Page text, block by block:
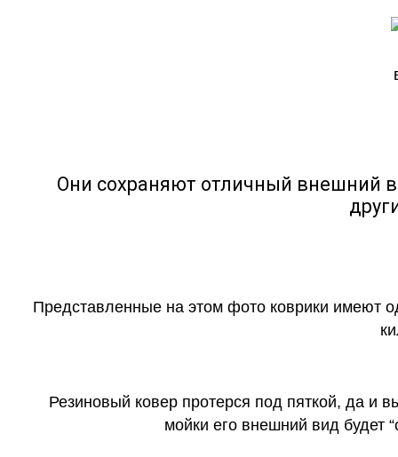
Они сохраняют отличный внешний
Представленные на этом фото коврики имеют
Резиновый ковер протерся под пяткой, да и
мойки его внешний вид будет